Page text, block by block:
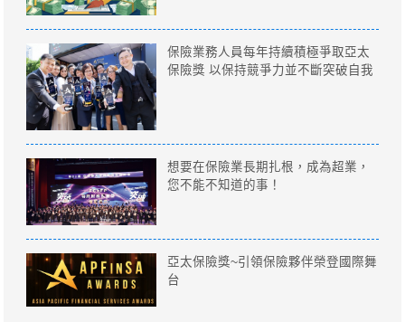
保險業務人員每年持續積極爭取亞太
保險獎 以保持競爭力並不斷突破自我
想要在保險業長期扎根，成為超業，
您不能不知道的事！
亞太保險獎~引領保險夥伴榮登國際舞
台